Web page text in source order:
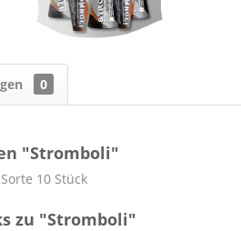
0
"Stromboli"
10 Stück
zu "Stromboli"